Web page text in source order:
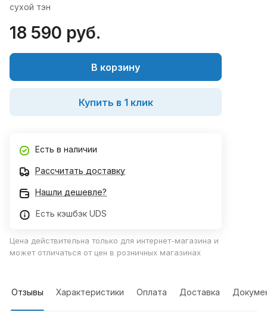
сухой тэн
18 590 руб.
В корзину
Купить в 1 клик
Есть в наличии
Рассчитать доставку
Нашли дешевле?
Есть кэшбэк UDS
Цена действительна только для интернет-магазина и
может отличаться от цен в розничных магазинах
Отзывы Характеристики Оплата Доставка